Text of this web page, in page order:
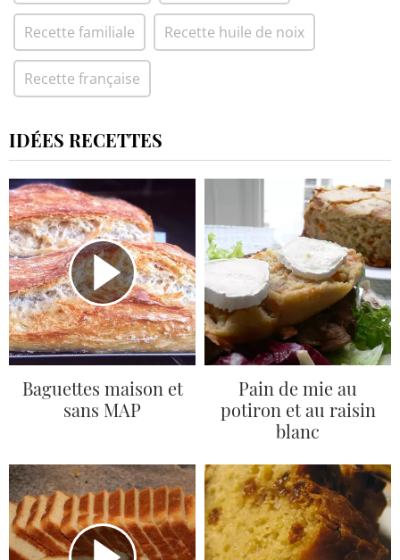
Recette familiale Recette huile de noix
Recette française
IDÉES RECETTES
Baguettes maison et
sans MAP
Pain de mie au
potiron et au raisin
blanc